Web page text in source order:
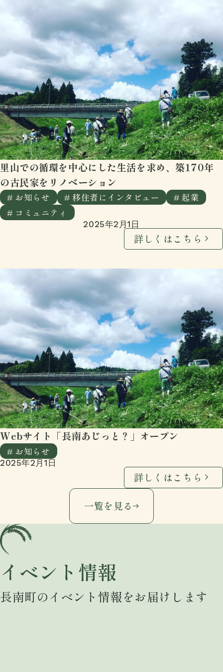
里山での循環を中心にした生活を求め、築170年
の古民家をリノベーション
# お知らせ # 移住者にインタビュー
# 起業
# コミュニティ
2025年2月1日
詳しくはこちら
Webサイト「長南あじっと？」オープン
# お知らせ
2025年2月1日
詳しくはこちら
一覧を見る
イベント情報
長南町のイベント情報をお届けします